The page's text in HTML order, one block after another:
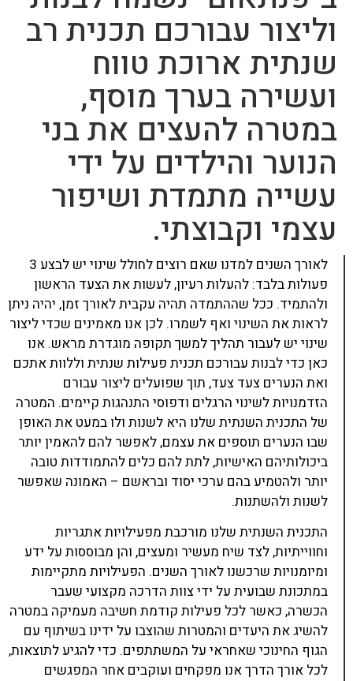
וליצור עבורכם תכנית רב
שנתית ארוכת טווח
ועשירה בערך מוסף,
במטרה להעצים את בני
הנוער והילדים על ידי
עשייה מתמדת ושיפור
עצמי וקבוצתי.
לאורך השנים למדנו שאם רוצים לחולל שינוי יש לבצע 3
פעולות בלבד: להעלות רעיון, לעשות את הצעד הראשון
ולהתמיד. ככל שההתמדה תהיה עקבית לאורך זמן, יהיה ניתן
לראות את השינוי ואף לשמרו. לכן אנו מאמינים שכדי ליצור
שינוי יש לעבור תהליך למשך תקופה מוגדרת מראש. אנו
כאן כדי לבנות עבורכם תכנית פעילות שנתית וללוות אתכם
ואת הנערים צעד צעד, תוך שפועלים ליצור עבורם
הזדמנויות לשינוי הרגלים ודפוסי התנהגות קיימים. המטרה
של התכנית השנתית שלנו היא לשנות ולו במעט את האופן
שבו הנערים תוספים את עצמם, לאפשר להם להאמין יותר
ביכולותיהם האישיות, לתת להם כלים להתמודדות טובה
יותר ולהטמיע בהם ערכי יסוד ובראשם – האמונה שאפשר
לשנות ולהשתנות.
התכנית השנתית שלנו מורכבת מפעילויות אתגריות
וחווייתיות, לצד שיח מעשיר ומעצים, והן מבוססות על ידע
ומיומנויות שרכשנו לאורך השנים. הפעילויות מתקיימות
במתכונת שבועית על ידי צוות הדרכה מקצועי שעבר
הכשרה, כאשר לכל פעילות קודמת חשיבה מעמיקה במטרה
להשיג את היעדים והמטרות שהוצבו על ידינו בשיתוף עם
הגוף החינוכי שאחראי על המשתתפים. כדי להגיע לתוצאות,
לכל אורך הדרך אנו מפקחים ועוקבים אחר המפגשים